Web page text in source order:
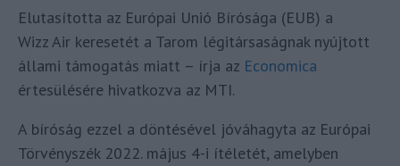
Elutasította az Európai Unió Bírósága (EUB) a
Wizz Air keresetét a Tarom légitársaságnak nyújtott
állami támogatás miatt – írja az Economica
értesülésére hivatkozva az MTI.
A bíróság ezzel a döntésével jóváhagyta az Európai
Törvényszék 2022. május 4-i ítéletét, amelyben